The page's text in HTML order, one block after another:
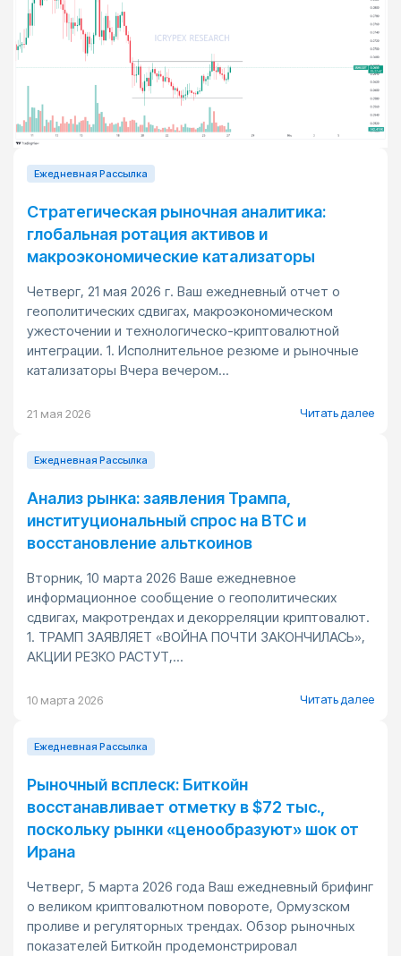
Ежедневная Pассылка
Стратегическая рыночная аналитика:
глобальная ротация активов и
макроэкономические катализаторы
Четверг, 21 мая 2026 г. Ваш ежедневный отчет о
геополитических сдвигах, макроэкономическом
ужесточении и технологическо-криптовалютной
интеграции. 1. Исполнительное резюме и рыночные
катализаторы Вчера вечером...
21 мая 2026 Читать далее
Ежедневная Pассылка
Анализ рынка: заявления Трампа,
институциональный спрос на BTC и
восстановление альткоинов
Вторник, 10 марта 2026 Ваше ежедневное
информационное сообщение о геополитических
сдвигах, макротрендах и декорреляции криптовалют.
1. ТРАМП ЗАЯВЛЯЕТ «ВОЙНА ПОЧТИ ЗАКОНЧИЛАСЬ»,
АКЦИИ РЕЗКО РАСТУТ,...
10 марта 2026 Читать далее
Ежедневная Pассылка
Рыночный всплеск: Биткойн
восстанавливает отметку в $72 тыс.,
поскольку рынки «ценообразуют» шок от
Ирана
Четверг, 5 марта 2026 года Ваш ежедневный брифинг
о великом криптовалютном повороте, Ормузском
проливе и регуляторных трендах. Обзор рыночных
показателей Биткойн продемонстрировал